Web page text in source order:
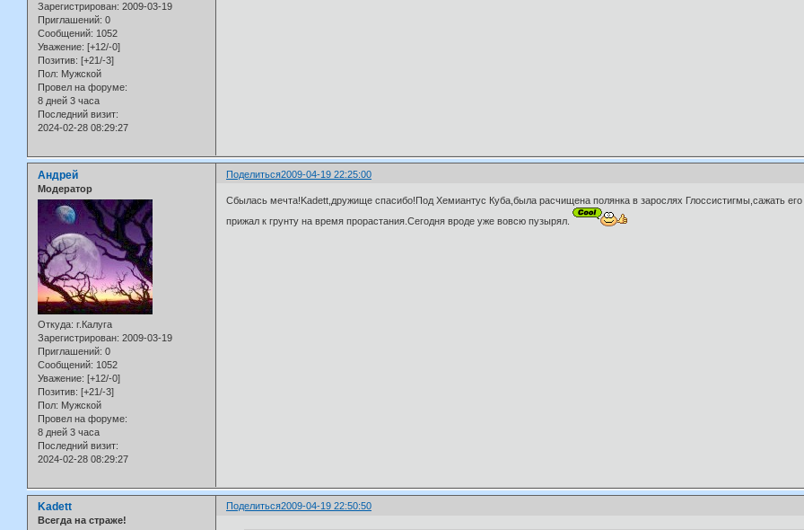
Зарегистрирован: 2009-03-19
Приглашений: 0
Сообщений: 1052
Уважение: [+12/-0]
Позитив: [+21/-3]
Пол: Мужской
Провел на форуме:
8 дней 3 часа
Последний визит:
2024-02-28 08:29:27
Поделиться2009-04-19 22:25:00
Андрей
Модератор
Откуда: г.Калуга
Зарегистрирован: 2009-03-19
Приглашений: 0
Сообщений: 1052
Уважение: [+12/-0]
Позитив: [+21/-3]
Пол: Мужской
Провел на форуме:
8 дней 3 часа
Последний визит:
2024-02-28 08:29:27
Сбылась мечта!Kadett,дружище спасибо!Под Хемиантус Куба,была расчищена полянка в зарослях Глоссистигмы,сажать
прижал к грунту на время прорастания.Сегодня вроде уже вовсю пузырял.
Поделиться2009-04-19 22:50:50
Kadett
Всегда на страже!